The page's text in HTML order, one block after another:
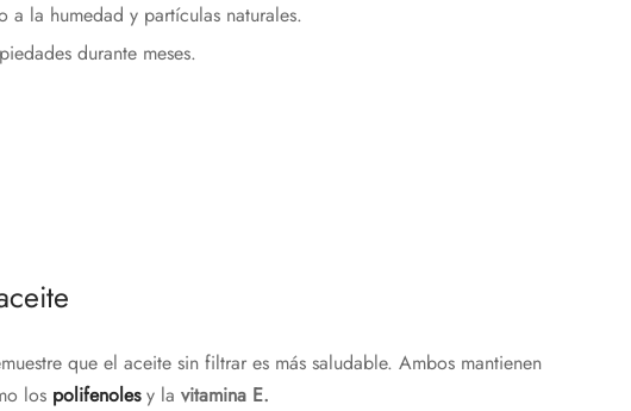
a la humedad y partículas naturales.
durante meses.
que el aceite sin filtrar es más saludable. Ambos mantienen
los polifenolesy la vitamina E.